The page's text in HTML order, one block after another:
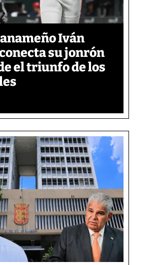
Iván
su jonrón
el triunfo de los